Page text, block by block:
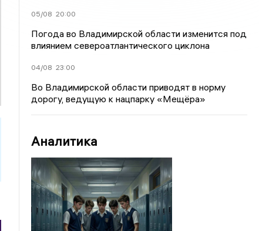
05/08 20:00
Погода во Владимирской области изменится под
влиянием североатлантического циклона
04/08 23:00
Во Владимирской области приводят в норму
дорогу, ведущую к нацпарку «Мещёра»
Аналитика